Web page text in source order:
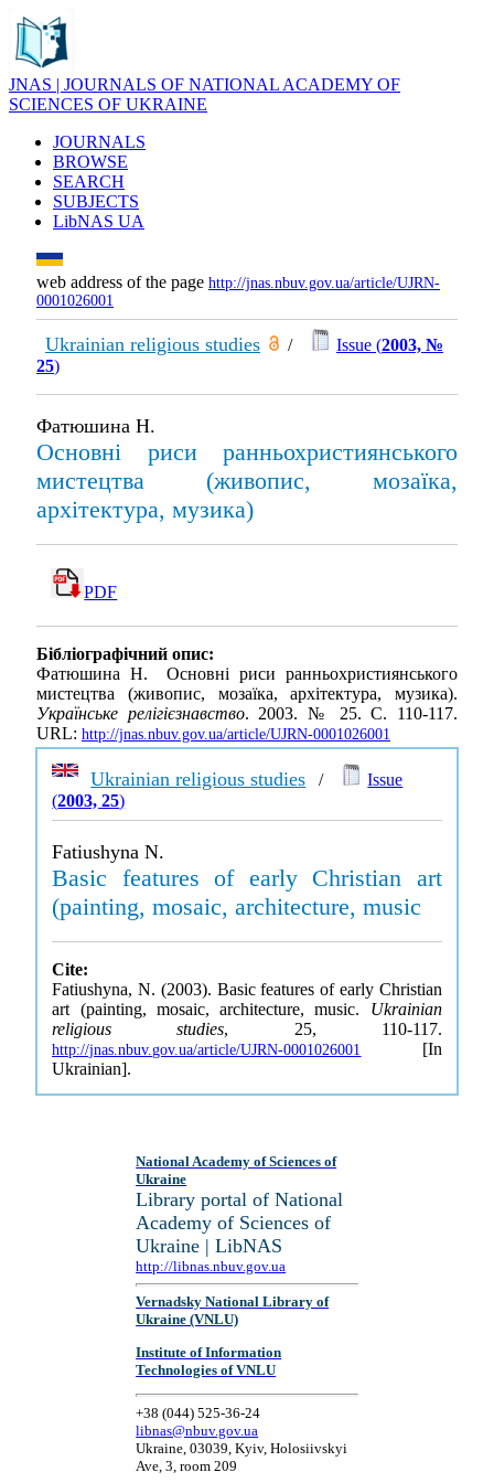
JNAS | JOURNALS OF NATIONAL ACADEMY OF
SCIENCES OF UKRAINE
JOURNALS
BROWSE
SEARCH
SUBJECTS
LibNAS UA
web address of the page http://jnas.nbuv.gov.ua/article/UJRN-
0001026001
Ukrainian religious studies / Issue (2003, №
25)
Фатюшина Н.
Основні риси ранньохристиянського
мистецтва (живопис, мозаїка,
архітектура, музика)
PDF
Бібліографічний опис:
Фатюшина Н. Основні риси ранньохристиянського
мистецтва (живопис, мозаїка, архітектура, музика).
Українське релігієзнавство. 2003. № 25. С. 110-117.
URL: http://jnas.nbuv.gov.ua/article/UJRN-0001026001
Ukrainian religious studies /
Issue
(2003, 25)
Fatiushyna N.
Basic features of early Christian art
(painting, mosaic, architecture, music
Cite:
Fatiushyna, N. (2003). Basic features of early Christian
art (painting, mosaic, architecture, music. Ukrainian
religious studies, 25, 110-117.
http://jnas.nbuv.gov.ua/article/UJRN-0001026001
[In
Ukrainian].
National Academy of Sciences of
Ukraine
Library portal of National
Academy of Sciences of
Ukraine | LibNAS
http://libnas.nbuv.gov.ua
Vernadsky National Library of
Ukraine (VNLU)
Institute of Information
Technologies of VNLU
+38 (044) 525-36-24
libnas@nbuv.gov.ua
Ukraine, 03039, Kyiv, Holosiivskyi
Ave, 3, room 209